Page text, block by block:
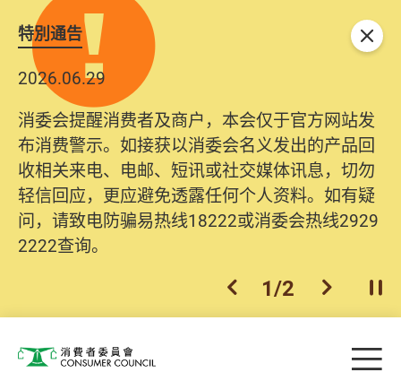
特別通告
2026.06.29
消委会提醒消费者及商户，本会仅于官方网站发
布消费警示。如接获以消委会名义发出的产品回
收相关来电、电邮、短讯或社交媒体讯息，切勿
轻信回应，更应避免透露任何个人资料。如有疑
问，请致电防骗易热线18222或消委会热线2929
2222查询。
上一个
1/2 下一个开
关闭
消费者委员会 目